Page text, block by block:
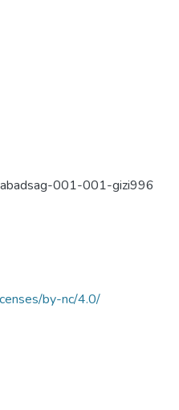
001-001-gizi996
by-nc/4.0/